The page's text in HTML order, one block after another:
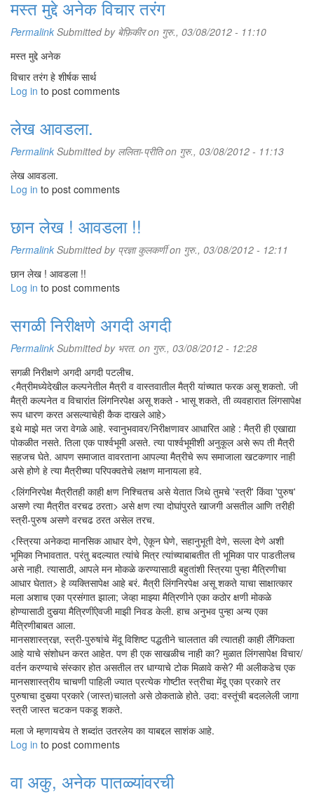
मस्त मुद्दे अनेक विचार तरंग
Permalink Submitted by बेफ़िकीरon गुरु., 03/08/2012 - 11:10
मस्त मुद्दे अनेक
विचार तरंग हे शीर्षक सार्थ
Log in to post comments
लेख आवडला.
Permalink Submitted by ललिता-प्रीतिon गुरु., 03/08/2012 - 11:13
लेख आवडला.
Log in to post comments
छान लेख ! आवडला !!
Permalink Submitted by प्रज्ञा कुलकर्णीon गुरु., 03/08/2012 - 12:11
छान लेख ! आवडला !!
Log in to post comments
सगळी निरीक्षणे अगदी अगदी
Permalink Submitted by भरत. on गुरु., 03/08/2012 - 12:28
सगळी निरीक्षणे अगदी अगदी पटलीच.
<मैत्रीमध्येदेखील कल्पनेतील मैत्री व वास्तवातील मैत्री यांच्यात फरक असू शकतो. जी
मैत्री कल्पनेत व विचारांत लिंगनिरपेक्ष असू शकते - भासू शकते, ती व्यवहारात लिंगसापेक्ष
रूप धारण करत असल्याचेही कैक दाखले आहे>
इथे माझे मत जरा वेगळे आहे. स्वानुभवावर/निरीक्षणावर आधारित आहे : मैत्री ही एखाद्या
पोकळीत नसते. तिला एक पार्श्वभूमी असते. त्या पार्श्वभूमीशी अनुकूल असे रूप ती मैत्री
सहजच घेते. आपण समाजात वावरताना आपल्या मैत्रीचे रूप समाजाला खटकणार नाही
असे होणे हे त्या मैत्रीच्या परिपक्वतेचे लक्षण मानायला हवे.
<लिंगनिरपेक्ष मैत्रीतही काही क्षण निश्चितच असे येतात जिथे तुमचे 'स्त्री' किंवा 'पुरुष'
असणे त्या मैत्रीत वरचढ ठरता> असे क्षण त्या दोघांपुरते खाजगी असतील आणि तरीही
स्त्री-पुरुष असणे वरचढ ठरत असेल तरच.
<स्त्रिया अनेकदा मानसिक आधार देणे, ऐकून घेणे, सहानुभूती देणे, सल्ला देणे अशी
भूमिका निभावतात. परंतु बदल्यात त्यांचे मित्र त्यांच्याबाबतीत ती भूमिका पार पाडतीलच
असे नाही. त्यासाठी, आपले मन मोकळे करण्यासाठी बहुतांशी स्त्रिया पुन्हा मैत्रिणीचा
आधार घेतात> हे व्यक्तिसापेक्ष आहे बरं. मैत्री लिंगनिरपेक्ष असू शकते याचा साक्षात्कार
मला अशाच एका प्रसंगात झाला; जेव्हा माझ्या मैत्रिणीने एका कठोर क्षणी मोकळे
होण्यासाठी दुसर्‍या मैत्रिणींऐवजी माझी निवड केली. हाच अनुभव पुन्हा अन्य एका
मैत्रिणीबाबत आला.
मानसशास्त्रज्ञ, स्त्री-पुरुषांचे मेंदू विशिष्ट पद्धतीने चालतात की त्यातही काही लैंगिकता
आहे याचे संशोधन करत आहेत. पण ही एक साखळीच नाही का? मुळात लिंगसापेक्ष विचार/
वर्तन करण्याचे संस्कार होत असतील तर धाग्याचे टोक मिळावे कसे? मी अलीकडेच एक
मानसशास्त्रीय चाचणी पाहिली ज्यात प्रत्येक गोष्टीत स्त्रीचा मेंदू एका प्रकारे तर
पुरुषाचा दुसर्‍या प्रकारे (जास्त)चालतो असे ठोकताळे होते. उदा: वस्तूंची बदललेली जागा
स्त्री जास्त चटकन पकडू शकते.
मला जे म्हणायचेय ते शब्दांत उतरलेय का याबद्दल साशंक आहे.
Log in to post comments
वा अकु, अनेक पातळ्यांवरची